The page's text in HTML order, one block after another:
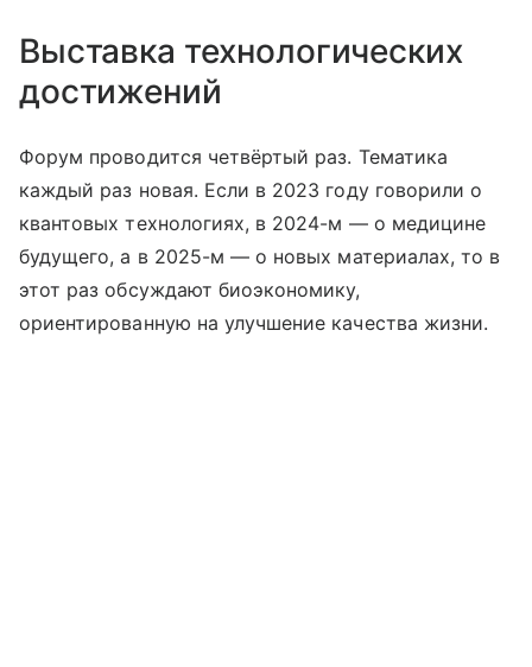
Выставка технологических
достижений
Форум проводится четвёртый раз. Тематика
каждый раз новая. Если в 2023 году говорили о
квантовых технологиях, в 2024-м — о медицине
будущего, а в 2025-м — о новых материалах, то в
этот раз обсуждают биоэкономику,
ориентированную на улучшение качества жизни.